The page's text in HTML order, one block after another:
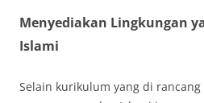
Menyediakan Lingkungan
Islami
Selain kurikulum yang di